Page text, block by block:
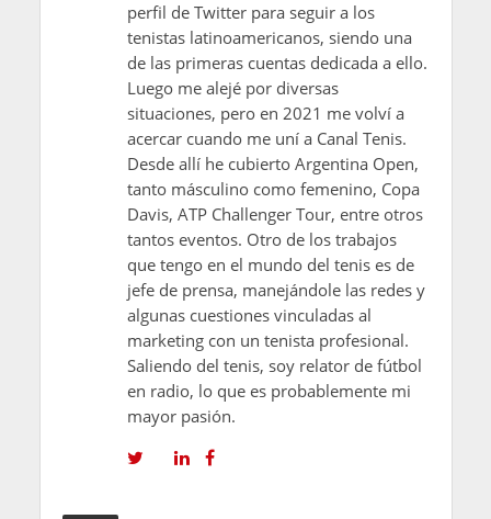
perfil de Twitter para seguir a los
tenistas latinoamericanos, siendo una
de las primeras cuentas dedicada a ello.
Luego me alejé por diversas
situaciones, pero en 2021 me volví a
acercar cuando me uní a Canal Tenis.
Desde allí he cubierto Argentina Open,
tanto másculino como femenino, Copa
Davis, ATP Challenger Tour, entre otros
tantos eventos. Otro de los trabajos
que tengo en el mundo del tenis es de
jefe de prensa, manejándole las redes y
algunas cuestiones vinculadas al
marketing con un tenista profesional.
Saliendo del tenis, soy relator de fútbol
en radio, lo que es probablemente mi
mayor pasión.